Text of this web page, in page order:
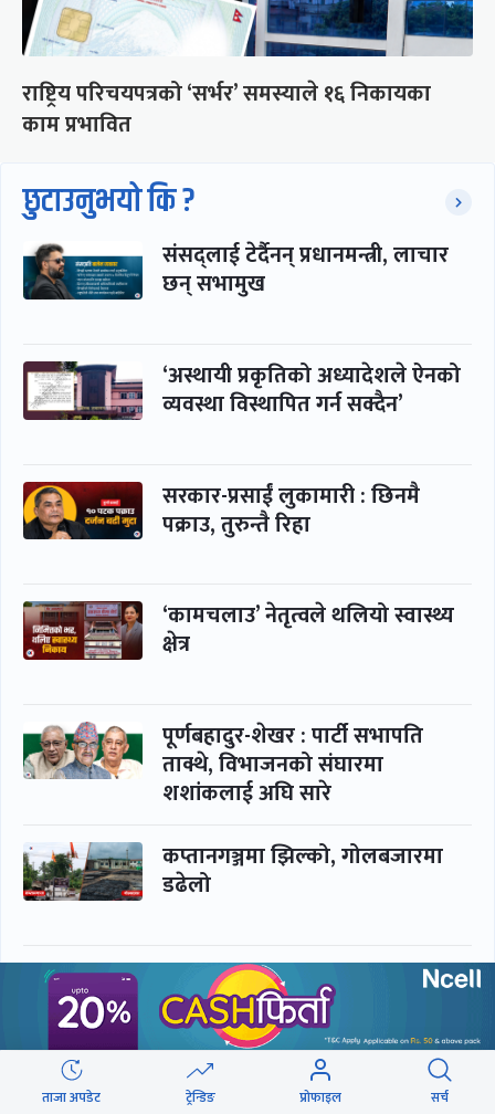
राष्ट्रिय परिचयपत्रको ‘सर्भर’ समस्याले १६ निकायका
काम प्रभावित
छुटाउनुभयो कि ?
संसद्लाई टेर्दैनन् प्रधानमन्त्री, लाचार
छन् सभामुख
‘अस्थायी प्रकृतिको अध्यादेशले ऐनको
व्यवस्था विस्थापित गर्न सक्दैन’
सरकार-प्रसाईं लुकामारी : छिनमै
पक्राउ, तुरुन्तै रिहा
‘कामचलाउ’ नेतृत्वले थलियो स्वास्थ्य
क्षेत्र
पूर्णबहादुर-शेखर : पार्टी सभापति
ताक्थे, विभाजनको संघारमा
शशांकलाई अघि सारे
कप्तानगञ्जमा झिल्को, गोलबजारमा
डढेलो
आकस्मिक कक्ष चिकित्सकमाथि
हातपातको ‘हटस्पट’
नपढी ‘पास’, नपढाइ ‘गुणस्तर’
ताजा अपडेट ट्रेन्डिङ प्रोफाइल सर्च